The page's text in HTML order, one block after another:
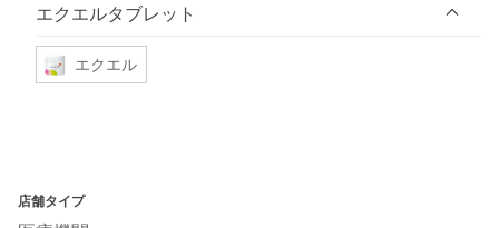
エクエルタブレット
エクエル
店舗タイプ